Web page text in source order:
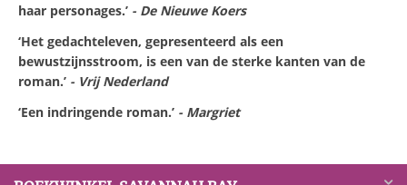
haar personages.’ - De Nieuwe Koers
‘Het gedachteleven, gepresenteerd als een
bewustzijnsstroom, is een van de sterke kanten van de
roman.’ - Vrij Nederland
‘Een indringende roman.’ - Margriet